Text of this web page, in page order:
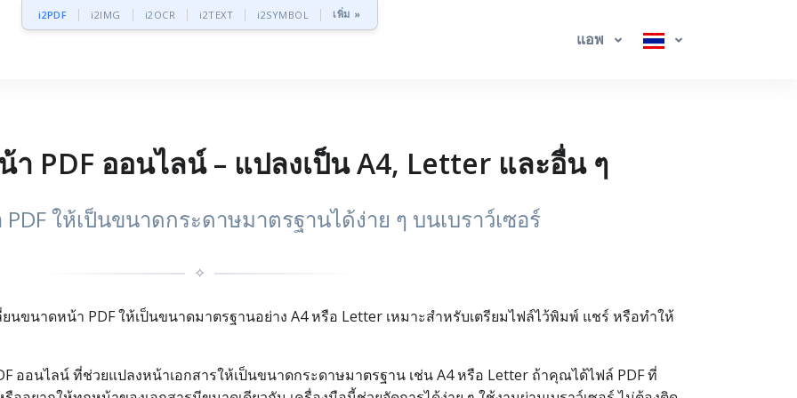
i2PDF i2IMG i2OCR i2TEXT i2SYMBOL เพิ่ม »
แอพ
PDF ออนไลน์ – แปลงเป็น A4, Letter และอื่น ๆ
ให้เป็นขนาดกระดาษมาตรฐานได้ง่าย ๆ บนเบราว์เซอร์
✧
ยนขนาดหน้า PDF ให้เป็นขนาดมาตรฐานอย่าง A4 หรือ Letter เหมาะสำหรับเตรียมไฟล์ไว้พิมพ์ แชร์ หรือทำให้
ออนไลน์ ที่ช่วยแปลงหน้าเอกสารให้เป็นขนาดกระดาษมาตรฐาน เช่น A4 หรือ Letter ถ้าคุณได้ไฟล์ PDF ที่